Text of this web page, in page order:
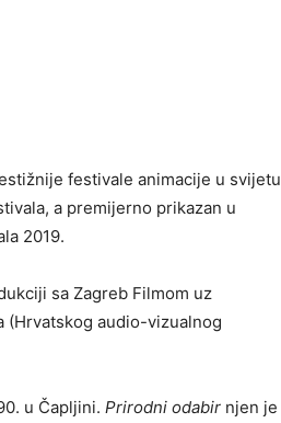
festivale animacije u svijetu
a premijerno prikazan u
2019.
sa Zagreb Filmom uz
(Hrvatskog audio-vizualnog
u Čapljini. Prirodni odabir njen je